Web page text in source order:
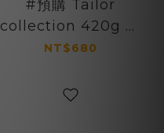
#預購 Tailor
collection 420g 重
磅美式連帽衛衣 boxy
NT$680